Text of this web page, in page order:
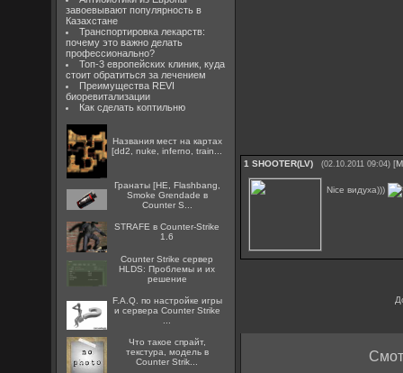
завоевывают популярность в
Казахстане
Транспортировка лекарств:
почему это важно делать
профессионально?
Топ-3 европейских клиник, куда
стоит обратиться за лечением
Преимущества REVI
биоревитализации
Как сделать коптильню
Названия мест на картах
[dd2, nuke, inferno, train...
Гранаты [HE, Flashbang,
Smoke Grendade в
Counter S...
STRAFE в Counter-Strike
1.6
Counter Strike сервер
HLDS: Проблемы и их
решение
F.A.Q. по настройке игры
и сервера Counter Strike
Что такое спрайт,
текстура, модель в
Counter Strik...
1 SHOOTER(LV) (02.10.2011 09:04) [
Nice видуха)))